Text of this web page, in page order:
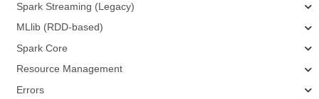
Spark Streaming (Legacy)
MLlib (RDD-based)
Spark Core
Resource Management
Errors